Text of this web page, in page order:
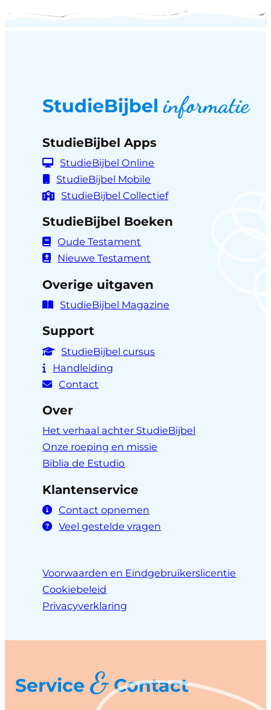
StudieBijbelinformatie
StudieBijbel Apps
StudieBijbel Online
StudieBijbel Mobile
StudieBijbel Collectief
StudieBijbel Boeken
Oude Testament
Nieuwe Testament
Overige uitgaven
StudieBijbel Magazine
Support
StudieBijbel cursus
Handleiding
Contact
Over
Het verhaal achter StudieBijbel
Onze roeping en missie
Biblia de Estudio
Klantenservice
Contact opnemen
Veel gestelde vragen
Voorwaarden en Eindgebruikerslicentie
Cookiebeleid
Privacyverklaring
Service&Contact